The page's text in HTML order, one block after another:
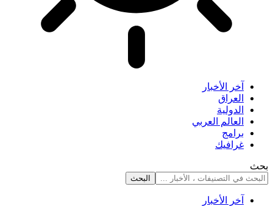
آخر الأخبار
العراق
الدولية
العالم العربي
برامج
غرافيك
بحث
آخر الأخبار